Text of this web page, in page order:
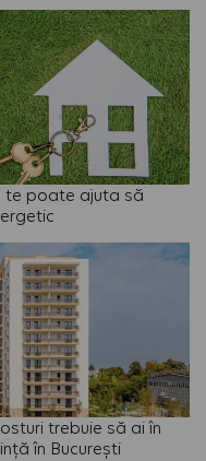
te poate ajuta să
trebuie să ai în
în București